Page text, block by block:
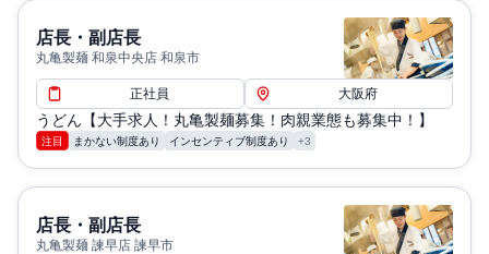
店長・副店長
丸亀製麺 和泉中央店 和泉市
正社員 大阪府
うどん【大手求人！丸亀製麺募集！肉親業態も募集中！】
注目 まかない制度あり インセンティブ制度あり +3
店長・副店長
丸亀製麺 諫早店 諫早市